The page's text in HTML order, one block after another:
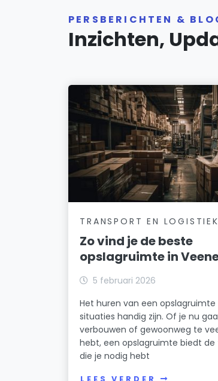
PERSBERICHTEN &
Inzichten,
TRANSPORT EN LOGISTIEK
Zo vind je de beste
opslagruimte in
5 februari 2026
Het huren van een opslagruimte
situaties handig zijn. Of je nu
verbouwen of gewoonweg te
hebt, een opslagruimte biedt de
die je nodig hebt
LEES VERDER